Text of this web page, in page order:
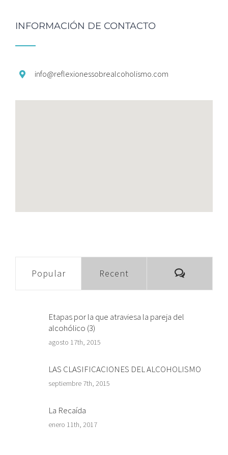
INFORMACIÓN DE CONTACTO
info@reflexionessobrealcoholismo.com
Popular Recent
Etapas por la que atraviesa la pareja del
alcohólico (3)
agosto 17th, 2015
LAS CLASIFICACIONES DEL ALCOHOLISMO
septiembre 7th, 2015
La Recaída
enero 11th, 2017